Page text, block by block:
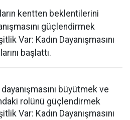
kentten beklentilerini
güçlendirmek
Var: Kadın Dayanışmasını
başlattı.
büyütmek ve
rolünü güçlendirmek
Var: Kadın Dayanışmasını